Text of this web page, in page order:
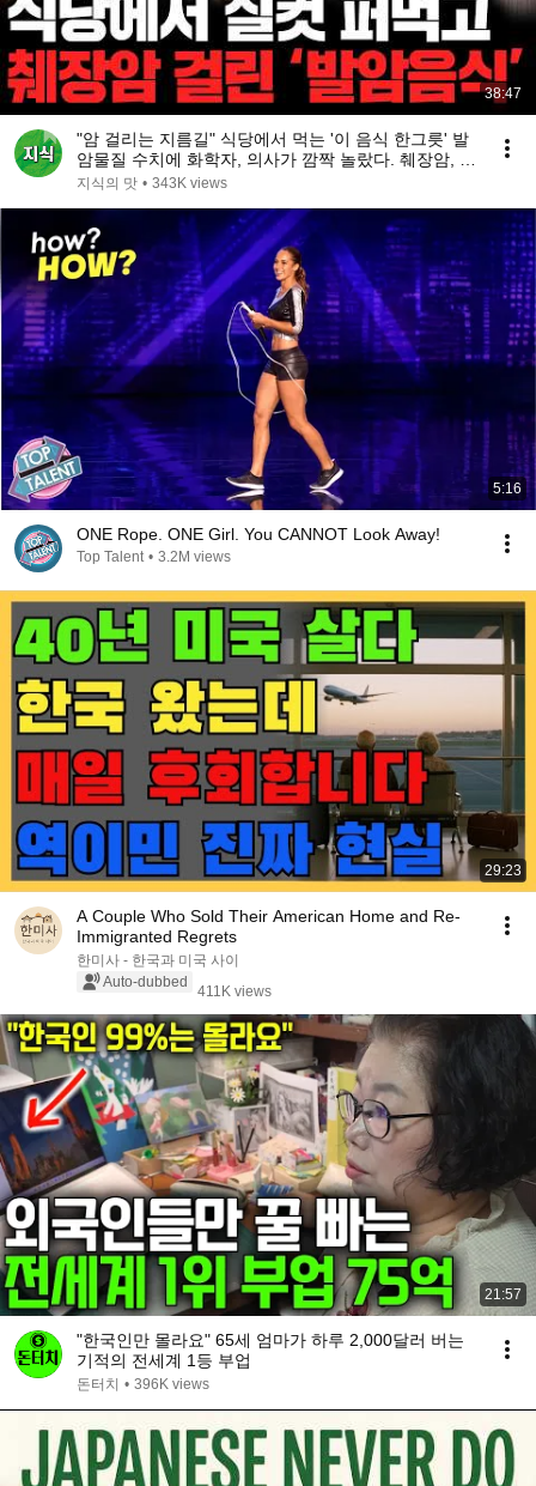
38:47
"암 걸리는 지름길" 식당에서 먹는 '이 음식 한그릇' 발
암물질 수치에 화학자, 의사가 깜짝 놀랐다. 췌장암, 치
매 걸리기 싫다면 절대 먹지 마세요 (암 명강의)
지식의 맛 • 343K views
5:16
ONE Rope. ONE Girl. You CANNOT Look Away!
Top Talent • 3.2M views
29:23
A Couple Who Sold Their American Home and Re-
Immigranted Regrets
한미사 - 한국과 미국 사이
Auto-dubbed
411K views
21:57
"한국인만 몰라요" 65세 엄마가 하루 2,000달러 버는
기적의 전세계 1등 부업
돈터치 • 396K views